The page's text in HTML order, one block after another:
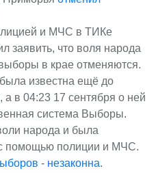
и МЧС в ТИКе
заявить, что воля народа
в крае отменяются.
известна ещё до
а в 04:23 17 сентября о ней
система Выборы.
народа и была
помощью полиции и МЧС.
- незаконна.